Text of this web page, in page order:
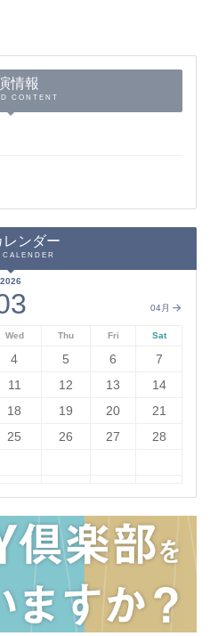
情報
CONTENT
ンダー
CALENDER
04月
2026
Wed Thu Fri Sat
4 5 6
7
11 12 13
14
18 19 20
21
25 26 27
28